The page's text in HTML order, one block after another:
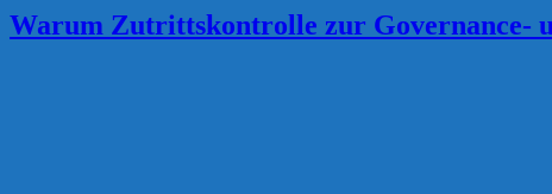
Warum Zutrittskontrolle zur Governance-